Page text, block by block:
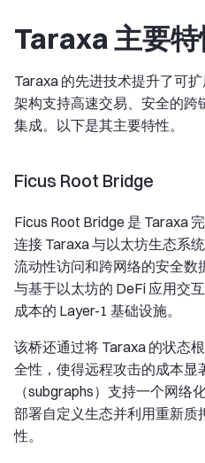
Taraxa 主要
Taraxa 的先进技术提升了可
架构支持高速交易、安全的
集成。以下是其主要特性。
Ficus Root Bridge
Ficus Root Bridge 是 Taraxa
连接 Taraxa 与以太坊生态系
流动性访问和跨网络的安全数
与基于以太坊的 DeFi 应用交
成本的 Layer-1 基础设施。
该桥还通过将 Taraxa 的状态
全性，使得远程攻击的成本显
（subgraphs）支持一个网络
部署自定义生态并利用重新质
性。